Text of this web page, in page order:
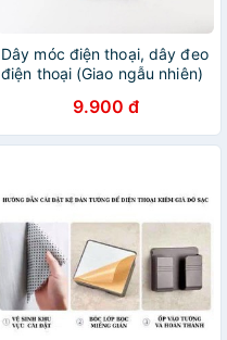
Dây móc điện thoại, dây đeo
điện thoại (Giao ngẫu nhiên)
9.900 đ